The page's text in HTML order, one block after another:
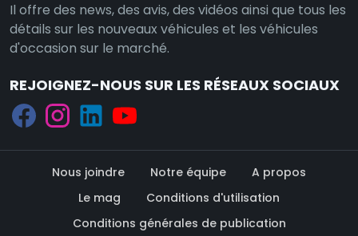
Il offre des news, des avis, des vidéos ainsi que tous les
détails sur les nouveaux véhicules et les véhicules
d'occasion sur le marché.
REJOIGNEZ-NOUS SUR LES RÉSEAUX SOCIAUX
Nous joindre Notre équipe
A propos
Le mag
Conditions d'utilisation
Conditions générales de publication